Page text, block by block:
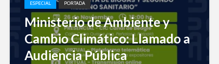
ESPECIAL PORTADA
Ministerio de Ambiente y
Cambio Climático: Llamado a
Audiencia Pública